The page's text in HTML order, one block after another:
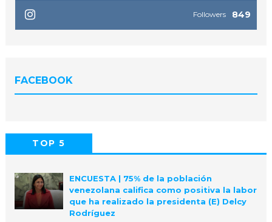
849
Followers
FACEBOOK
TOP 5
ENCUESTA | 75% de la población
venezolana califica como positiva la labor
que ha realizado la presidenta (E) Delcy
Rodríguez